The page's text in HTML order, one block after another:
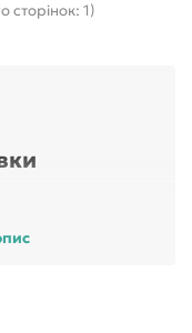
сторінок: 1)
на